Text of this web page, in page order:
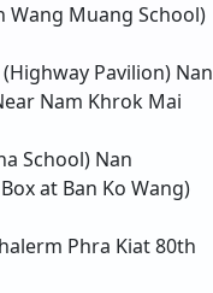
Wang Muang School)
Pavilion) Nan
Nam Khrok Mai
School) Nan
at Ban Ko Wang)
Phra Kiat 80th